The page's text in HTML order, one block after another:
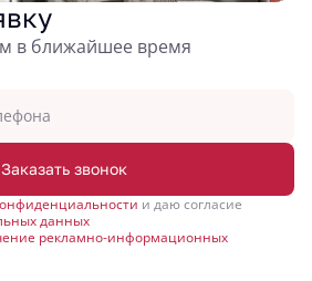
в ближайшее время
Заказать звонок
и даю согласие
данных
рекламно-информационных